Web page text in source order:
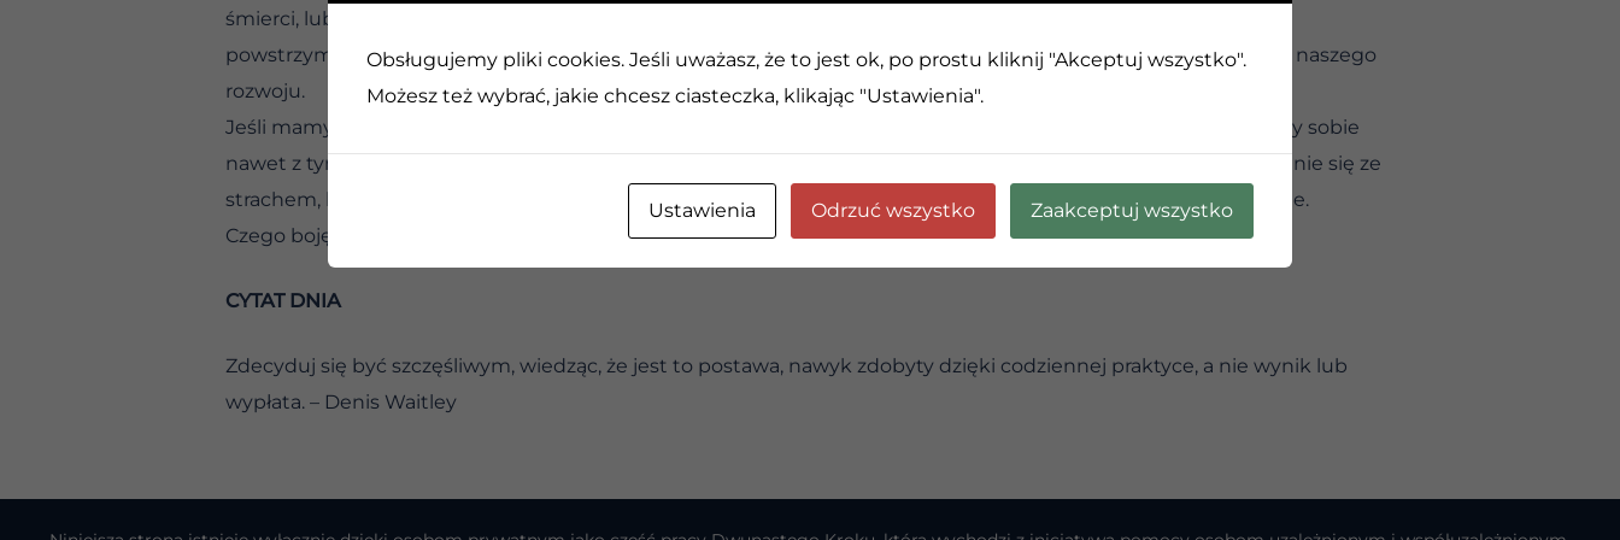
śmierci, lub tego, że ktoś, kogo kochamy, może zostać skrzywdzony. Strach jest naturalny i zdrowy — czasem
powstrzymuje nas przed głupimi decyzjami, ale zbyt duży może też zatrzymać nas przed tym, co potrzebne dla naszego
rozwoju.
Jeśli mamy wiarę w Boga i w siebie, możemy stawić czoła temu, co nas przeraża, wierząc, że z pomocą poradzimy sobie
nawet z tym, co wydaje się niemożliwe. Ważnym pierwszym krokiem jest działanie — albo samodzielne zmierzenie się ze
strachem, lub poproszenie o pomoc. Za każdym razem, gdy to robimy, zdobywamy siłę, odwagę i pewność siebie.
Czego boję się najbardziej?
CYTAT DNIA
Zdecyduj się być szczęśliwym, wiedząc, że jest to postawa, nawyk zdobyty dzięki codziennej praktyce, a nie wynik lub
wypłata. – Denis Waitley
Obsługujemy pliki cookies. Jeśli uważasz, że to jest ok, po prostu kliknij "Akceptuj wszystko".
Możesz też wybrać, jakie chcesz ciasteczka, klikając "Ustawienia".
Ustawienia Odrzuć wszystko Zaakceptuj wszystko